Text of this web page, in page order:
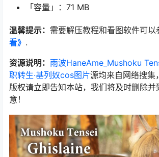
「容量」：71 MB
温馨提示： 需要解压教程和看图软件可以
看》 .
资源说明： 雨波HaneAme_Mushoku
职转生·基列奴cos图片源均来自网络搜集
版权请立即告知本站，我们将及时删除并
意！